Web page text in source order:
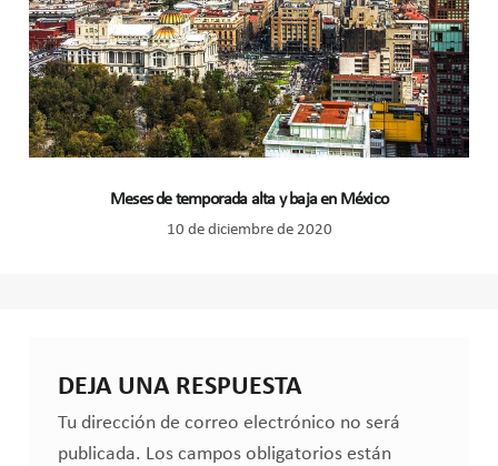
Meses de temporada alta y baja en México
10 de diciembre de 2020
DEJA UNA RESPUESTA
Tu dirección de correo electrónico no será
publicada. Los campos obligatorios están